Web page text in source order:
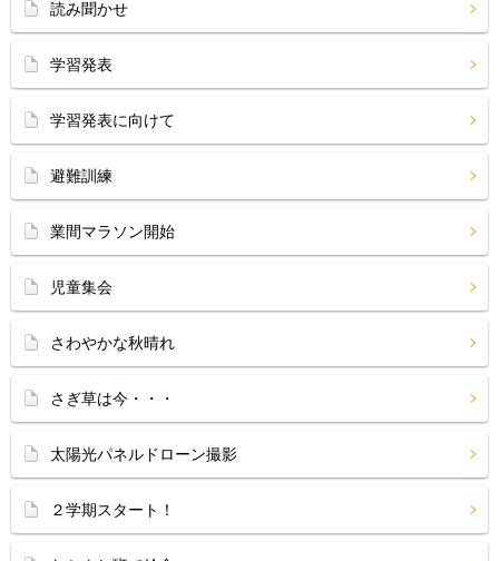
読み聞かせ
学習発表
学習発表に向けて
避難訓練
業間マラソン開始
児童集会
さわやかな秋晴れ
さぎ草は今・・・
太陽光パネルドローン撮影
２学期スタート！